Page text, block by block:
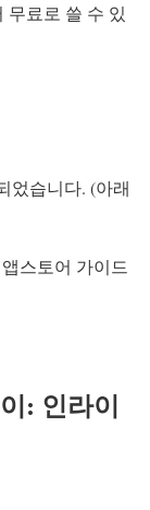
무료로 쓸 수 있
었습니다. (아래
스토어 가이드
: 인라이